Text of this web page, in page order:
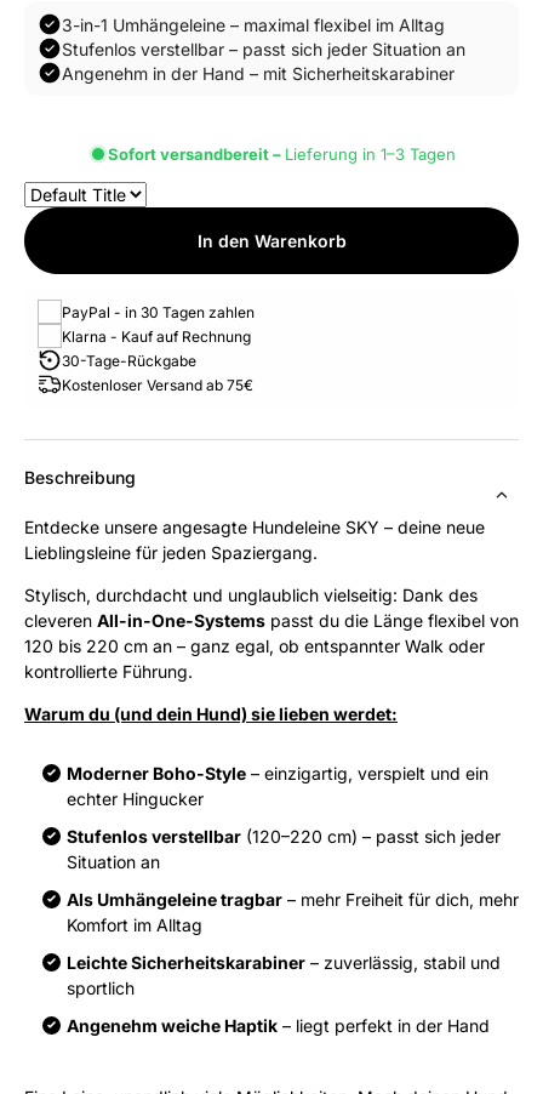
3-in-1 Umhängeleine – maximal flexibel im Alltag
Stufenlos verstellbar – passt sich jeder Situation an
Angenehm in der Hand – mit Sicherheitskarabiner
Sofort versandbereit – Lieferung in 1–3 Tagen
In den Warenkorb
PayPal - in 30 Tagen zahlen
Klarna - Kauf auf Rechnung
30-Tage-Rückgabe
Kostenloser Versand ab 75€
Beschreibung
Entdecke unsere angesagte Hundeleine SKY – deine neue
Lieblingsleine für jeden Spaziergang.
Stylisch, durchdacht und unglaublich vielseitig: Dank des
cleveren All-in-One-Systems passt du die Länge flexibel von
120 bis 220 cm an – ganz egal, ob entspannter Walk oder
kontrollierte Führung.
Warum du (und dein Hund) sie lieben werdet:
Moderner Boho-Style – einzigartig, verspielt und ein
echter Hingucker
Stufenlos verstellbar (120–220 cm) – passt sich jeder
Situation an
Als Umhängeleine tragbar – mehr Freiheit für dich, mehr
Komfort im Alltag
Leichte Sicherheitskarabiner – zuverlässig, stabil und
sportlich
Angenehm weiche Haptik – liegt perfekt in der Hand